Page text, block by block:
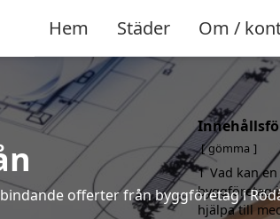
Hem Städer Om /
offerter från byggföretag i
gömma
1 Vad kan en
byggföretag
hjälpa till